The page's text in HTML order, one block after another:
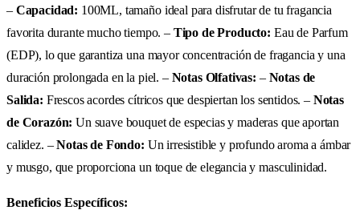
– Capacidad: 100ML, tamaño ideal para disfrutar de tu fragancia
favorita durante mucho tiempo. – Tipo de Producto: Eau de Parfum
(EDP), lo que garantiza una mayor concentración de fragancia y una
duración prolongada en la piel. – Notas Olfativas: – Notas de
Salida: Frescos acordes cítricos que despiertan los sentidos. – Notas
de Corazón: Un suave bouquet de especias y maderas que aportan
calidez. –Notas de Fondo: Un irresistible y profundo aroma a ámbar
y musgo, que proporciona un toque de elegancia y masculinidad.
Beneficios Específicos: